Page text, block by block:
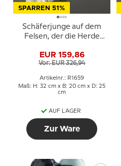
SPARREN 51%
Schäferjunge auf dem
Felsen, der die Herde
Copenhagen Figur Nr.
1659
EUR 159,86
Vor: EUR 326,94
Artikelnr.: R1659
Maß: H: 32 cm x B: 20 cm x D: 25
cm
AUF LAGER
Zur Ware